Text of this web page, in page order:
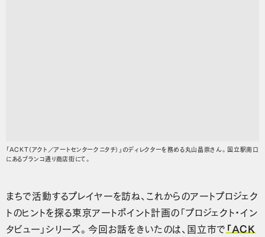
「ACKT（アクト／アートセンタークニタチ）」のディレクターを務める丸山晶崇さん。国立駅南口
にあるブランコ通り商店街にて。
まちで活動するプレイヤーを訪ね、これからのアートプロジェク
トのヒントを探る東京アートポイント計画の「プロジェクト・イン
タビュー」シリーズ。今回お話をきいたのは、国立市で 「ACK